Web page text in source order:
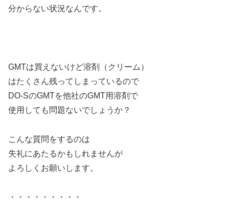
分からない状況なんです。
GMTは買えないけど溶剤（クリーム）
はたくさん残ってしまっているので
DO-SのGMTを他社のGMT用溶剤で
使用しても問題ないでしょうか？
こんな質問をするのは
失礼にあたるかもしれませんが
よろしくお願いします。
・・・・・・・・・